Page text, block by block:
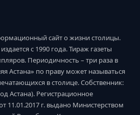
сайт о жизни столицы.
с 1990 года. Тираж газеты
Периодичность – три раза в
Астана» по праву может называться
в столице. Собственник:
Астана). Регистрационное
11.01.2017 г. выдано Министерством